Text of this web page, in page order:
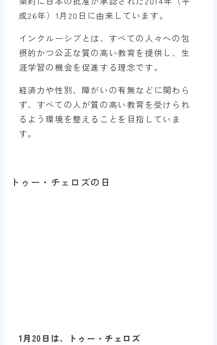
成26年）1月20日に由来しています。
インクルーシブとは、すべての人々への包
摂的かつ公正な質の高い教育を提供し、生
涯学習の機会を促進する理念です。
経済力や性別、障がいの有無などに関わら
ず、すべての人が質の高い教育を受けられ
るよう環境を整えることを目指していま
す。
トゥー・チェロズの日
1月20日は、トゥー・チェロズ